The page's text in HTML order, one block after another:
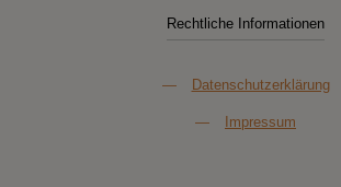
Rechtliche Informationen
— Datenschutzerklärung
— Impressum